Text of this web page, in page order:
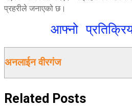
प्रहरीले जनाएको छ।
आफ्नो
अनलाईन वीरगंज
Related Posts